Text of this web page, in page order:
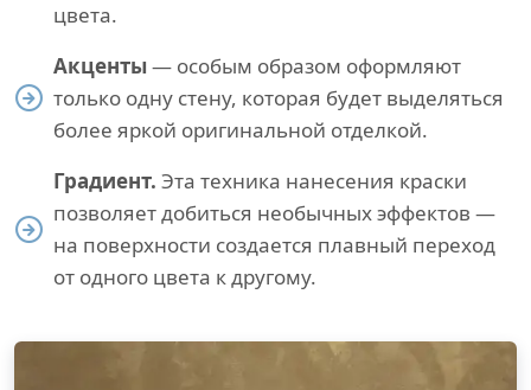
цвета.
Акценты — особым образом оформляют
только одну стену, которая будет выделяться
более яркой оригинальной отделкой.
Градиент. Эта техника нанесения краски
позволяет добиться необычных эффектов —
на поверхности создается плавный переход
от одного цвета к другому.